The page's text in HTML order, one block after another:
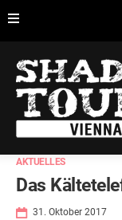
AKTUELLES
Das
31. Oktober 2017